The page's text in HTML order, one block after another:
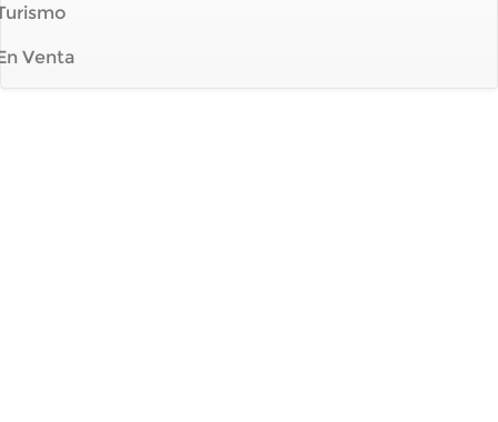
Venta